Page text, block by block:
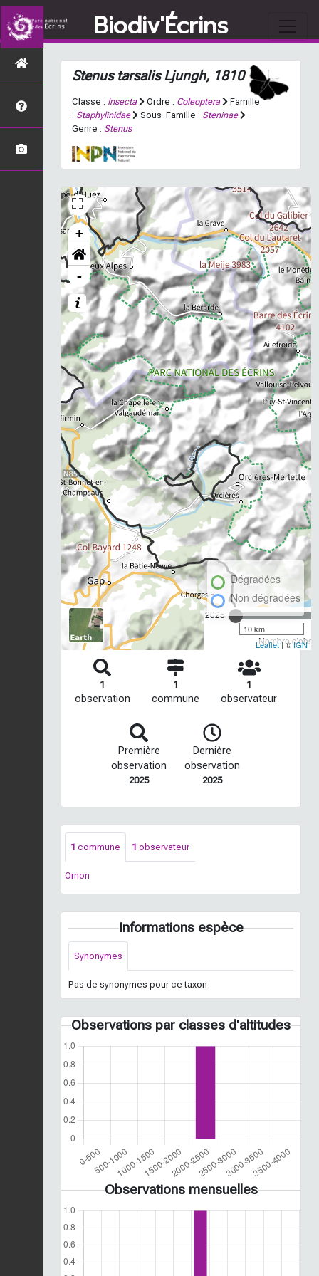
Biodiv'Écrins
Stenus tarsalisLjungh, 1810
Classe : Insecta Ordre : Coleoptera
Famille
: Staphylinidae Sous-Famille : Steninae
Genre : Stenus
+
-
2025
Nombre
Dégradées
Non dégradées
10 km
Leaflet| ©IGN
1
observation
1
commune
1
observateur
Première
observation
2025
Dernière
observation
2025
1 commune 1 observateur
Ornon
Informations espèce
Synonymes
Pas de synonymes pour ce taxon
Observations par classes d'altitudes
Observations mensuelles